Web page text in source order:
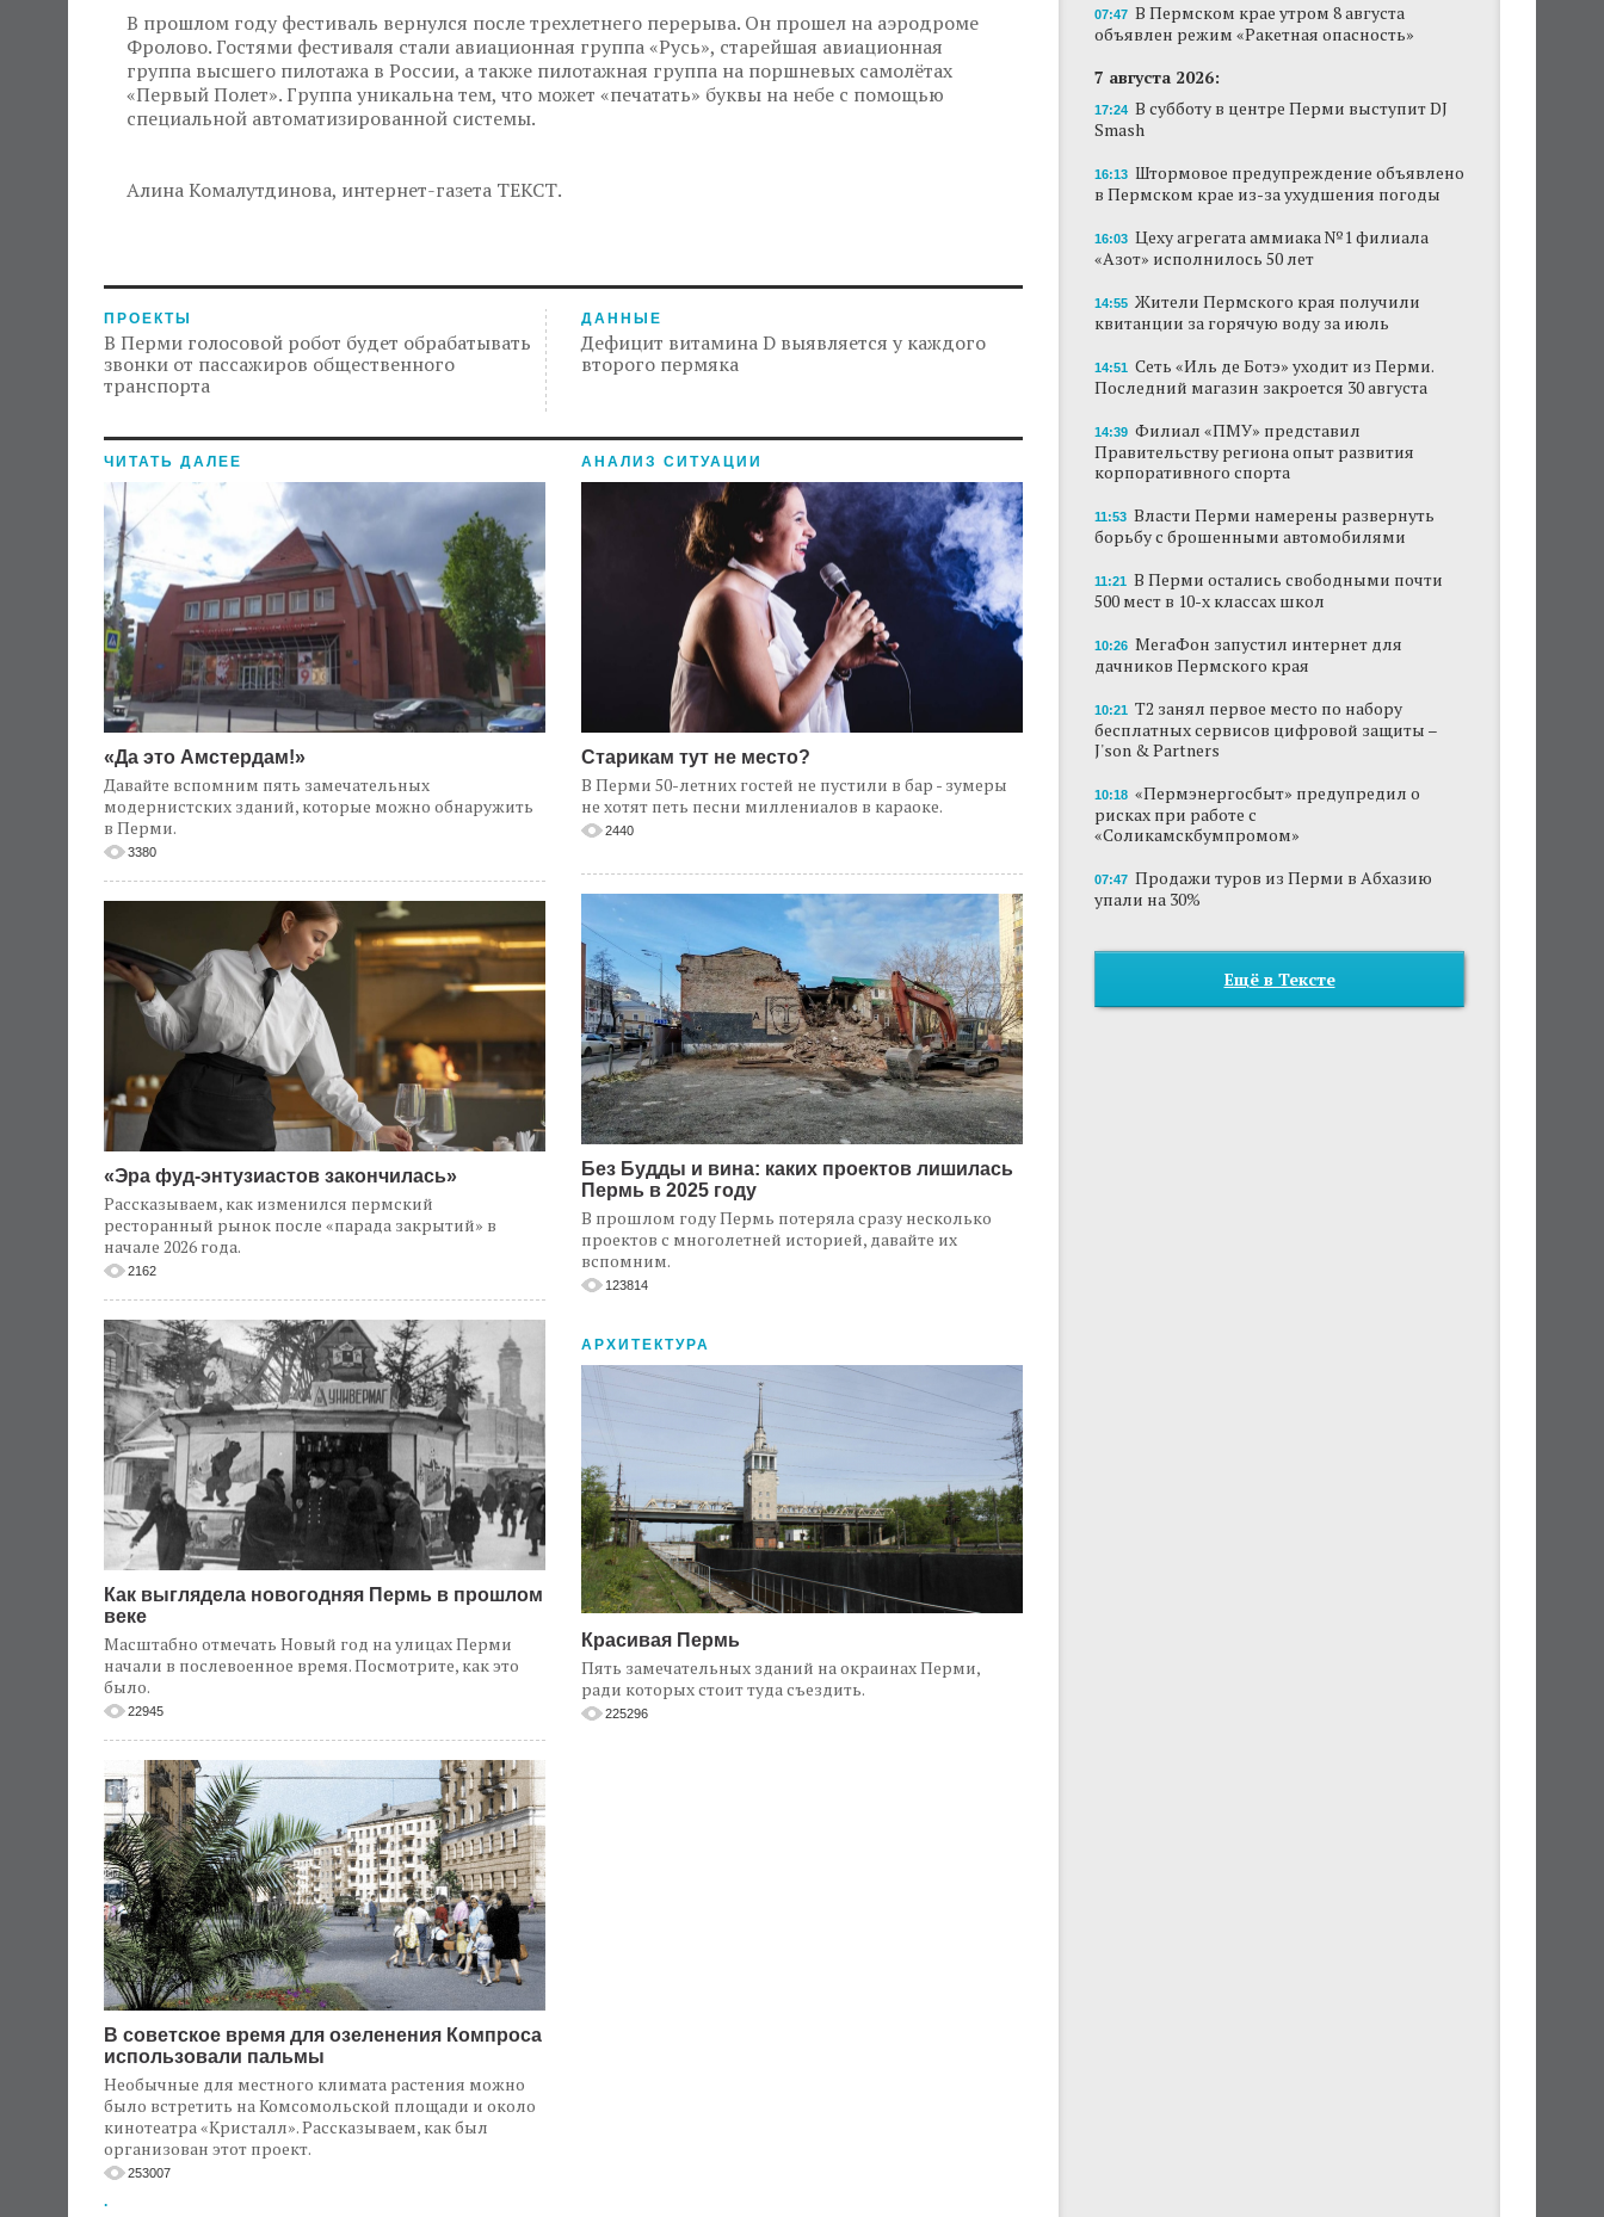
В прошлом году фестиваль вернулся после трехлетнего перерыва. Он прошел на аэродроме
Фролово. Гостями фестиваля стали авиационная группа «Русь», старейшая авиационная
группа высшего пилотажа в России, а также пилотажная группа на поршневых самолётах
«Первый Полет». Группа уникальна тем, что может «печатать» буквы на небе с помощью
специальной автоматизированной системы.
Алина Комалутдинова, интернет-газета ТЕКСТ.
ПРОЕКТЫ
В Перми голосовой робот будет обрабатывать
звонки от пассажиров общественного
транспорта
ДАННЫЕ
Дефицит витамина D выявляется у каждого
второго пермяка
ЧИТАТЬ ДАЛЕЕ
«Да это Амстердам!»
Давайте вспомним пять замечательных
модернистских зданий, которые можно обнаружить
в Перми.
3380
«Эра фуд-энтузиастов закончилась»
Рассказываем, как изменился пермский
ресторанный рынок после «парада закрытий» в
начале 2026 года.
2162
Как выглядела новогодняя Пермь в прошлом
веке
Масштабно отмечать Новый год на улицах Перми
начали в послевоенное время. Посмотрите, как это
было.
22945
В советское время для озеленения Компроса
использовали пальмы
Необычные для местного климата растения можно
было встретить на Комсомольской площади и около
кинотеатра «Кристалл». Рассказываем, как был
организован этот проект.
253007
.
АНАЛИЗ СИТУАЦИИ
Старикам тут не место?
В Перми 50-летних гостей не пустили в бар - зумеры
не хотят петь песни миллениалов в караоке.
2440
Без Будды и вина: каких проектов лишилась
Пермь в 2025 году
В прошлом году Пермь потеряла сразу несколько
проектов с многолетней историей, давайте их
вспомним.
123814
АРХИТЕКТУРА
Красивая Пермь
Пять замечательных зданий на окраинах Перми,
ради которых стоит туда съездить.
225296
07:47 В Пермском крае утром 8 августа
объявлен режим «Ракетная опасность»
7 августа 2026:
17:24 В субботу в центре Перми выступит DJ
Smash
16:13 Штормовое предупреждение объявлено
в Пермском крае из-за ухудшения погоды
16:03 Цеху агрегата аммиака №1 филиала
«Азот» исполнилось 50 лет
14:55 Жители Пермского края получили
квитанции за горячую воду за июль
14:51 Сеть «Иль де Ботэ» уходит из Перми.
Последний магазин закроется 30 августа
14:39 Филиал «ПМУ» представил
Правительству региона опыт развития
корпоративного спорта
11:53 Власти Перми намерены развернуть
борьбу с брошенными автомобилями
11:21 В Перми остались свободными почти
500 мест в 10-х классах школ
10:26 МегаФон запустил интернет для
дачников Пермского края
10:21 Т2 занял первое место по набору
бесплатных сервисов цифровой защиты –
J'son & Partners
10:18 «Пермэнергосбыт» предупредил о
рисках при работе с
«Соликамскбумпромом»
07:47 Продажи туров из Перми в Абхазию
упали на 30%
Ещё в Тексте